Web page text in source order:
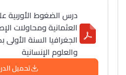
التعليم الثانوي التأهيلي
Collège au Maroc
التعليم الثانوي الإعدادي
درس الضغوط الأوربية
العثمانية ومحاولات
الجغرافيا السنة الأولى
والعلوم الإنسانية
تحميل